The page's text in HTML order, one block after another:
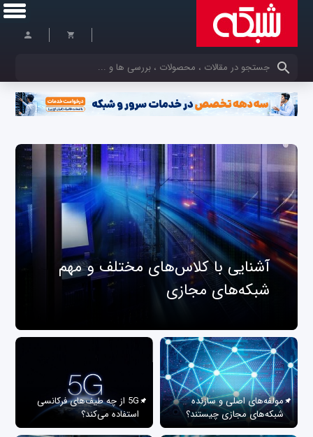
کلمات کلیدی خود را وارد کنید
آشنایی با کلاس‌های مختلف و مهم
شبکه‌های مجازی
مولفه‌های اصلی و سازنده
شبکه‌های مجازی چیستند؟
5G از چه طیف‌های فرکانسی
استفاده می‌کند؟